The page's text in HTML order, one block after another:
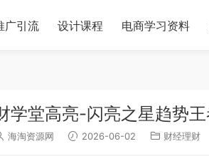
广引流 设计课程 电商学习资料
学堂高亮-闪亮之星趋势
海淘资源网 2026-06-02 财经理财